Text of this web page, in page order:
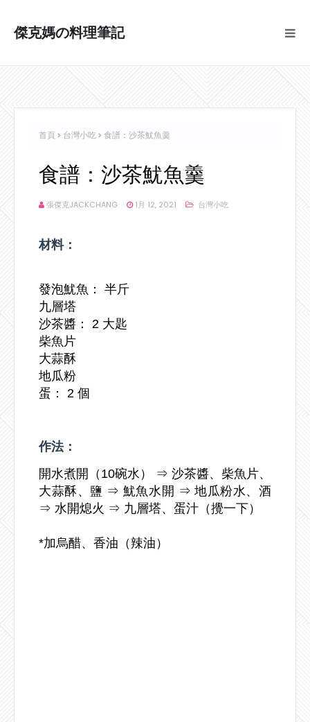
傑克媽の料理筆記
首頁 台灣小吃 食譜：沙茶魷魚羹
食譜：沙茶魷魚羹
張傑克JACKCHANG 1月 12, 2021 台灣小吃
材料：
發泡魷魚： 半斤
九層塔
沙茶醬： 2 大匙
柴魚片
大蒜酥
地瓜粉
蛋： 2 個
作法：
開水煮開（10碗水） ⇒ 沙茶醬、柴魚片、
大蒜酥、鹽 ⇒ 魷魚水開 ⇒ 地瓜粉水、酒
⇒ 水開熄火 ⇒ 九層塔、蛋汁（攪一下）
*加烏醋、香油（辣油）